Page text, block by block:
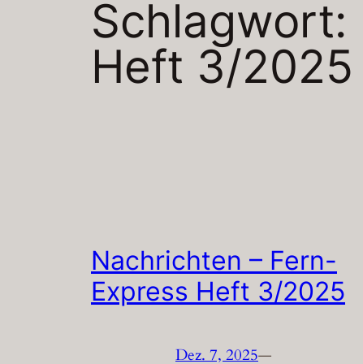
Schlagwort:
Heft 3/2025
Nachrichten – Fern-
Express Heft 3/2025
Dez. 7, 2025—